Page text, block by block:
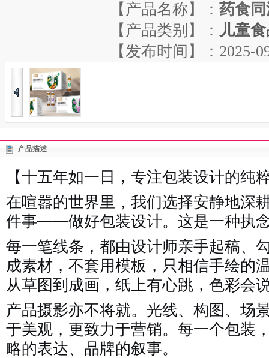
【产品名称】： 药食
【产品类别】： 儿童
【发布时间】：2025-
产品描述
【十五年如一日，专注包装设计的纯
在喧嚣的世界里，我们选择安静地深
件事——做好包装设计。这是一种执
每一笔线条，都由设计师亲手起稿、
成素材，不套用模板，只相信手绘的
从草图到成画，纸上有心跳，色彩会
产品摄影亦不将就。光线、构图、场
于美观，更致力于营销。每一个包装
略的表达、品牌的叙事。